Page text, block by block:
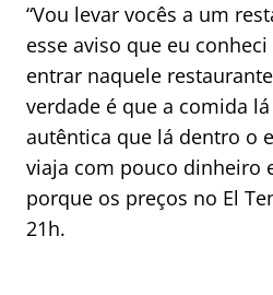
“Vou levar vocês a um
esse aviso que eu
entrar naquele
verdade é que a comida
autêntica que lá dentro o
viaja com pouco dinheiro
porque os preços no El
21h.